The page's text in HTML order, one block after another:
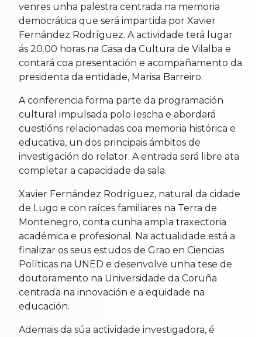
venres unha palestra centrada na memoria
democrática que será impartida por Xavier
Fernández Rodríguez. A actividade terá lugar
ás 20.00 horas na Casa da Cultura de Vilalba e
contará coa presentación e acompañamento da
presidenta da entidade, Marisa Barreiro.
A conferencia forma parte da programación
cultural impulsada polo Iescha e abordará
cuestións relacionadas coa memoria histórica e
educativa, un dos principais ámbitos de
investigación do relator. A entrada será libre ata
completar a capacidade da sala.
Xavier Fernández Rodríguez, natural da cidade
de Lugo e con raíces familiares na Terra de
Montenegro, conta cunha ampla traxectoria
académica e profesional. Na actualidade está a
finalizar os seus estudos de Grao en Ciencias
Políticas na UNED e desenvolve unha tese de
doutoramento na Universidade da Coruña
centrada na innovación e a equidade na
educación.
Ademais da súa actividade investigadora, é